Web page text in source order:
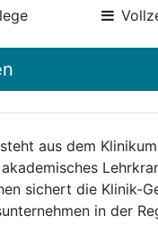
aus dem
sichert die Klinik-
in der